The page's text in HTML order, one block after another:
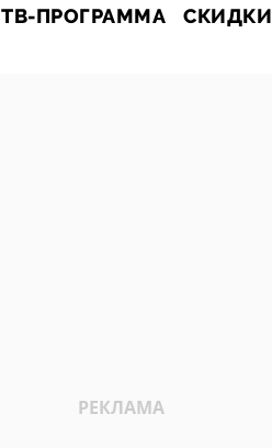
ТВ-ПРОГРАММА СКИДКИ